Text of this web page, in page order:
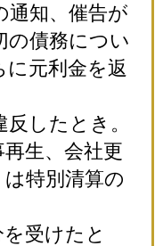
通知、催告が
の債務につい
元利金を返
したとき。
生、会社更
特別清算の
受けたと